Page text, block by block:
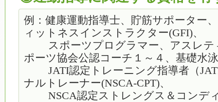
例：健康運動指導士、貯筋サポーター
ィットネスインストラクター(GFI)、
スポーツプログラマー、アスレテ
ポーツ協会公認コーチ１～４、基礎水
JATI認定トレーニング指導者（
ナルトレーナー(NSCA-CPT)、
NSCA認定ストレングス＆コンデ